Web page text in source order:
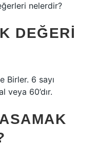
nelerdir?
DEĞERI
Birler. 6 sayı
veya 60’dır.